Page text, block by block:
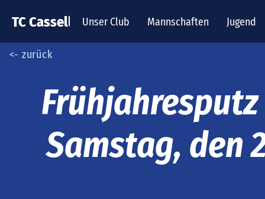
TC Cassella Unser Club Mannschaften Jugend
Samstag, den
<- zurück